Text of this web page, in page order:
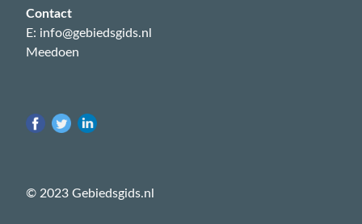
Contact
E: info@gebiedsgids.nl
Meedoen
© 2023 Gebiedsgids.nl